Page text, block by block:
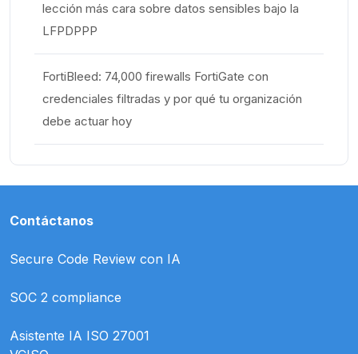
lección más cara sobre datos sensibles bajo la
LFPDPPP
FortiBleed: 74,000 firewalls FortiGate con
credenciales filtradas y por qué tu organización
debe actuar hoy
Contáctanos
Secure Code Review con IA
SOC 2 compliance
Asistente IA ISO 27001